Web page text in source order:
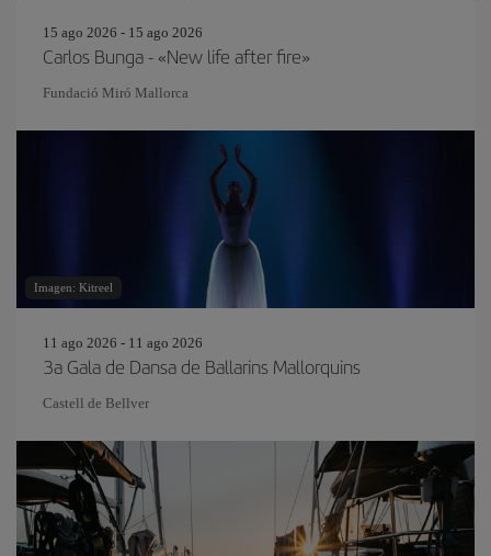
15 ago 2026 - 15 ago 2026
Carlos Bunga - «New life after fire»
Fundació Miró Mallorca
Imagen: Kitreel
11 ago 2026 - 11 ago 2026
3a Gala de Dansa de Ballarins Mallorquins
Castell de Bellver